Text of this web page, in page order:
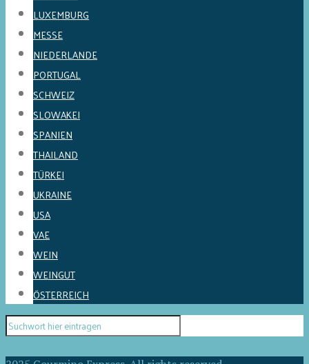
LUXEMBURG
MESSE
NIEDERLANDE
PORTUGAL
SCHWEIZ
SLOWAKEI
SPANIEN
THAILAND
TÜRKEI
UKRAINE
USA
VAE
WEIN
WEINGUT
ÖSTERREICH